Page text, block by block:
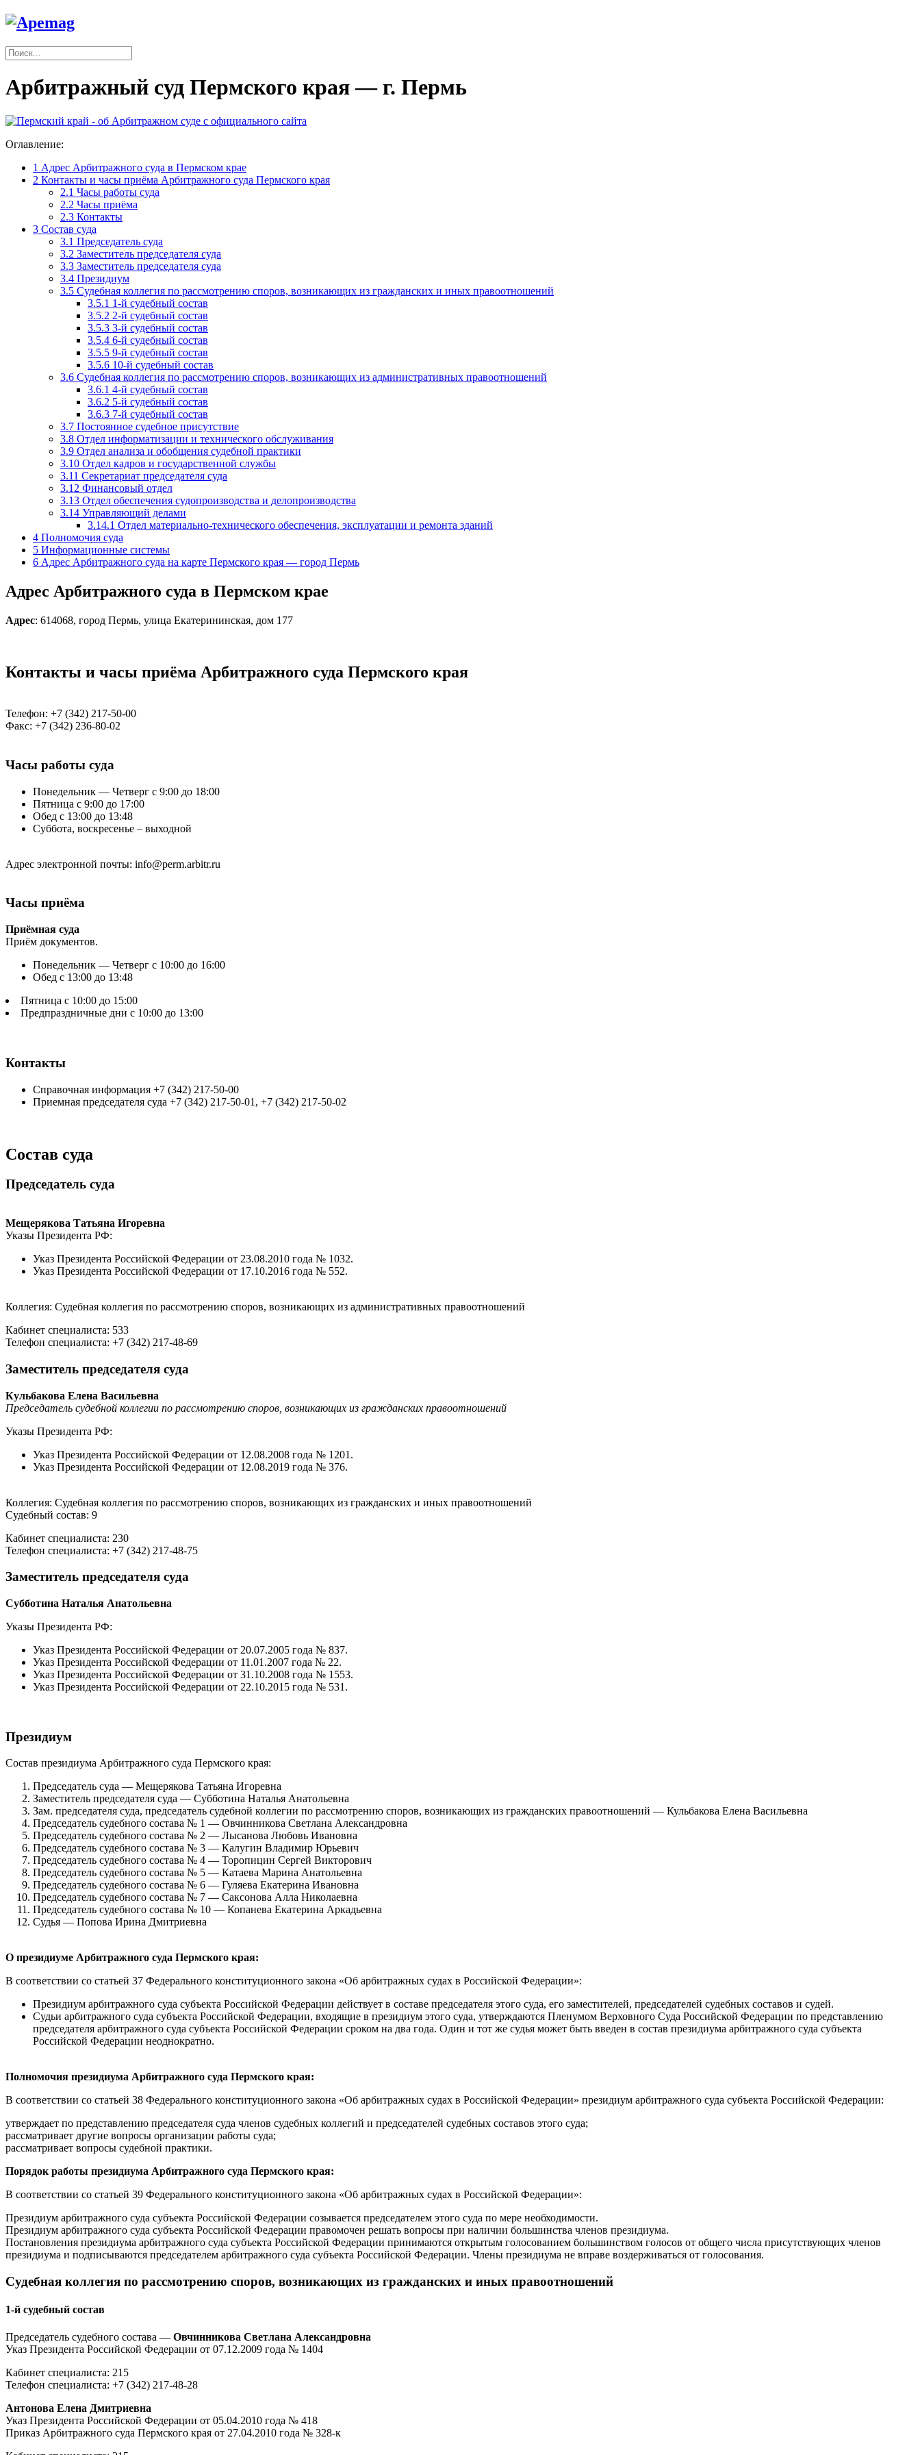
Арбитражный суд Пермского края — г. Пермь
Оглавление:
1 Адрес Арбитражного суда в Пермском крае
2 Контакты и часы приёма Арбитражного суда Пермского края
2.1 Часы работы суда
2.2 Часы приёма
2.3 Контакты
3 Состав суда
3.1 Председатель суда
3.2 Заместитель председателя суда
3.3 Заместитель председателя суда
3.4 Президиум
3.5 Судебная коллегия по рассмотрению споров, возникающих из гражданских и иных правоотношений
3.5.1 1-й судебный состав
3.5.2 2-й судебный состав
3.5.3 3-й судебный состав
3.5.4 6-й судебный состав
3.5.5 9-й судебный состав
3.5.6 10-й судебный состав
3.6 Судебная коллегия по рассмотрению споров, возникающих из административных правоотношений
3.6.1 4-й судебный состав
3.6.2 5-й судебный состав
3.6.3 7-й судебный состав
3.7 Постоянное судебное присутствие
3.8 Отдел информатизации и технического обслуживания
3.9 Отдел анализа и обобщения судебной практики
3.10 Отдел кадров и государственной службы
3.11 Секретариат председателя суда
3.12 Финансовый отдел
3.13 Отдел обеспечения судопроизводства и делопроизводства
3.14 Управляющий делами
3.14.1 Отдел материально-технического обеспечения, эксплуатации и ремонта зданий
4 Полномочия суда
5 Информационные системы
6 Адрес Арбитражного суда на карте Пермского края — город Пермь
Адрес Арбитражного суда в Пермском крае
Адрес: 614068, город Пермь, улица Екатерининская, дом 177
Контакты и часы приёма Арбитражного суда Пермского края
Телефон: +7 (342) 217-50-00
Факс: +7 (342) 236-80-02
Часы работы суда
Понедельник — Четверг с 9:00 до 18:00
Пятница с 9:00 до 17:00
Обед с 13:00 до 13:48
Суббота, воскресенье – выходной
Адрес электронной почты: info@perm.arbitr.ru
Часы приёма
Приёмная суда
Приём документов.
Понедельник — Четверг с 10:00 до 16:00
Обед с 13:00 до 13:48
Пятница с 10:00 до 15:00
Предпраздничные дни с 10:00 до 13:00
Контакты
Справочная информация +7 (342) 217-50-00
Приемная председателя суда +7 (342) 217-50-01, +7 (342) 217-50-02
Состав суда
Председатель суда
Мещерякова Татьяна Игоревна
Указы Президента РФ:
Указ Президента Российской Федерации от 23.08.2010 года № 1032.
Указ Президента Российской Федерации от 17.10.2016 года № 552.
Коллегия: Судебная коллегия по рассмотрению споров, возникающих из административных правоотношений
Кабинет специалиста: 533
Телефон специалиста: +7 (342) 217-48-69
Заместитель председателя суда
Кульбакова Елена Васильевна
Председатель судебной коллегии по рассмотрению споров, возникающих из гражданских правоотношений
Указы Президента РФ:
Указ Президента Российской Федерации от 12.08.2008 года № 1201.
Указ Президента Российской Федерации от 12.08.2019 года № 376.
Коллегия: Судебная коллегия по рассмотрению споров, возникающих из гражданских и иных правоотношений
Судебный состав: 9
Кабинет специалиста: 230
Телефон специалиста: +7 (342) 217-48-75
Заместитель председателя суда
Субботина Наталья Анатольевна
Указы Президента РФ:
Указ Президента Российской Федерации от 20.07.2005 года № 837.
Указ Президента Российской Федерации от 11.01.2007 года № 22.
Указ Президента Российской Федерации от 31.10.2008 года № 1553.
Указ Президента Российской Федерации от 22.10.2015 года № 531.
Президиум
Состав президиума Арбитражного суда Пермского края:
Председатель суда — Мещерякова Татьяна Игоревна
Заместитель председателя суда — Субботина Наталья Анатольевна
Зам. председателя суда, председатель судебной коллегии по рассмотрению споров, возникающих из гражданских правоотношений — Кульбакова Елена Васильевна
Председатель судебного состава № 1 — Овчинникова Светлана Александровна
Председатель судебного состава № 2 — Лысанова Любовь Ивановна
Председатель судебного состава № 3 — Калугин Владимир Юрьевич
Председатель судебного состава № 4 — Торопицин Сергей Викторович
Председатель судебного состава № 5 — Катаева Марина Анатольевна
Председатель судебного состава № 6 — Гуляева Екатерина Ивановна
Председатель судебного состава № 7 — Саксонова Алла Николаевна
Председатель судебного состава № 10 — Копанева Екатерина Аркадьевна
Судья — Попова Ирина Дмитриевна
О президиуме Арбитражного суда Пермского края:
В соответствии со статьей 37 Федерального конституционного закона «Об арбитражных судах в Российской Федерации»:
Президиум арбитражного суда субъекта Российской Федерации действует в составе председателя этого суда, его заместителей, председателей судебных составов и судей.
Судьи арбитражного суда субъекта Российской Федерации, входящие в президиум этого суда, утверждаются Пленумом Верховного Суда Российской Федерации по представлению
председателя арбитражного суда субъекта Российской Федерации сроком на два года. Один и тот же судья может быть введен в состав президиума арбитражного суда субъекта
Российской Федерации неоднократно.
Полномочия президиума Арбитражного суда Пермского края:
В соответствии со статьей 38 Федерального конституционного закона «Об арбитражных судах в Российской Федерации» президиум арбитражного суда субъекта Российской Федерации:
утверждает по представлению председателя суда членов судебных коллегий и председателей судебных составов этого суда;
рассматривает другие вопросы организации работы суда;
рассматривает вопросы судебной практики.
Порядок работы президиума Арбитражного суда Пермского края:
В соответствии со статьей 39 Федерального конституционного закона «Об арбитражных судах в Российской Федерации»:
Президиум арбитражного суда субъекта Российской Федерации созывается председателем этого суда по мере необходимости.
Президиум арбитражного суда субъекта Российской Федерации правомочен решать вопросы при наличии большинства членов президиума.
Постановления президиума арбитражного суда субъекта Российской Федерации принимаются открытым голосованием большинством голосов от общего числа присутствующих членов
президиума и подписываются председателем арбитражного суда субъекта Российской Федерации. Члены президиума не вправе воздерживаться от голосования.
Судебная коллегия по рассмотрению споров, возникающих из гражданских и иных правоотношений
1-й судебный состав
Председатель судебного состава — Овчинникова Светлана Александровна
Указ Президента Российской Федерации от 07.12.2009 года № 1404
Кабинет специалиста: 215
Телефон специалиста: +7 (342) 217-48-28
Антонова Елена Дмитриевна
Указ Президента Российской Федерации от 05.04.2010 года № 418
Приказ Арбитражного суда Пермского края от 27.04.2010 года № 328-к